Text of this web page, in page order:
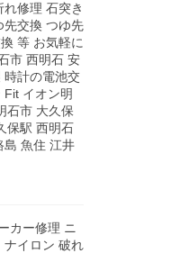
修理 石突き
先交換 つゆ先
等 お気軽に
市 西明石 安
時計の電池交
イオン明
石市 大久保
保駅 西明石
島 魚住 江井
カー修理 ニ
ナイロン 破れ